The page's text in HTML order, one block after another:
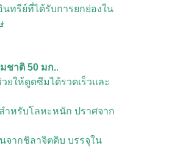
ทรีย์ที่ได้รับการยกย่องใน
ชาติ 50 มก..
ยให้ดูดซึมได้รวดเร็วและ
ำหรับโลหะหนัก ปราศจาก
นจากชิลาจิตดิบ บรรจุใน